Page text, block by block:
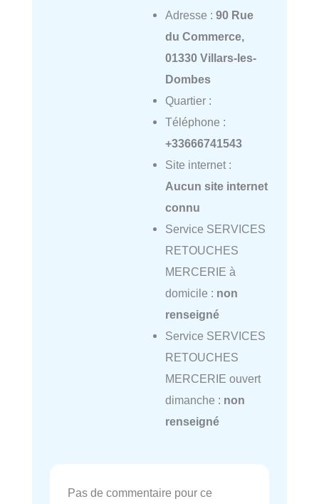
Adresse : 90 Rue
du Commerce,
01330 Villars-les-
Dombes
Quartier :
Téléphone :
+33666741543
Site internet :
Aucun site internet
connu
Service SERVICES
RETOUCHES
MERCERIE à
domicile : non
renseigné
Service SERVICES
RETOUCHES
MERCERIE ouvert
dimanche : non
renseigné
Pas de commentaire pour ce